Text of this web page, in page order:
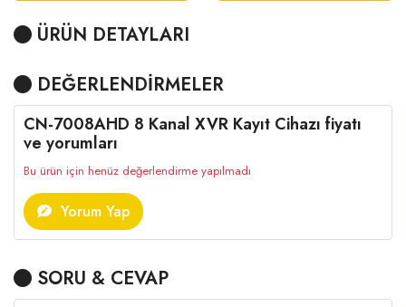
ÜRÜN DETAYLARI
DEĞERLENDİRMELER
CN-7008AHD 8 Kanal XVR Kayıt Cihazı fiyatı
ve yorumları
Bu ürün için henüz değerlendirme yapılmadı
Yorum Yap
SORU & CEVAP